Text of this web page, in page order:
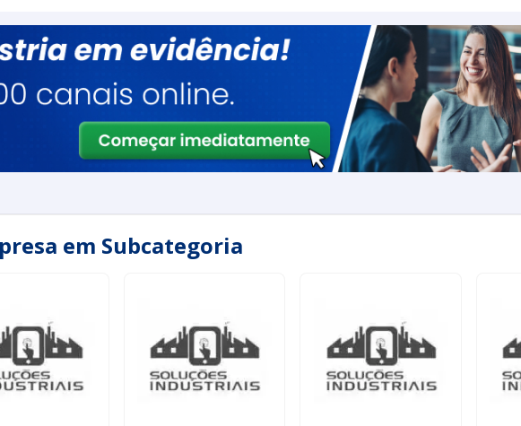
em Subcategoria